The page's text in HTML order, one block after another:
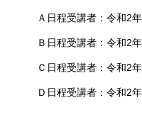
Ａ日程受講者：令和2
Ｂ日程受講者：令和2
Ｃ日程受講者：令和2
Ｄ日程受講者：令和2